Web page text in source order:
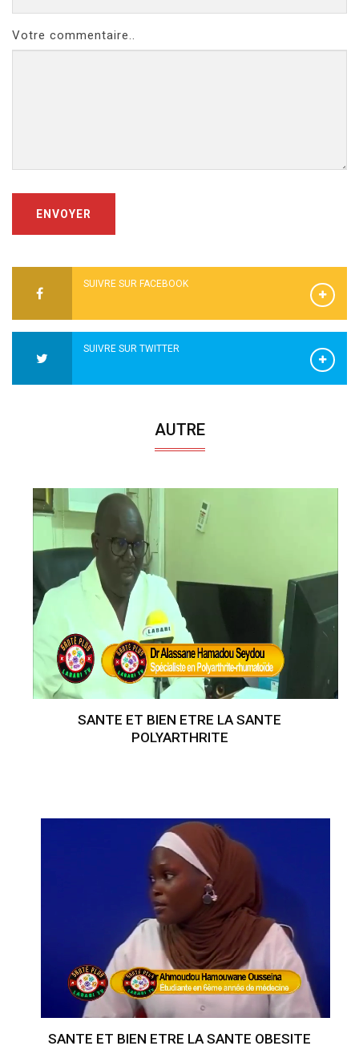
Votre commentaire..
ENVOYER
SUIVRE SUR FACEBOOK
SUIVRE SUR TWITTER
AUTRE
SANTE ET BIEN ETRE LA SANTE
POLYARTHRITE
SANTE ET BIEN ETRE LA SANTE OBESITE